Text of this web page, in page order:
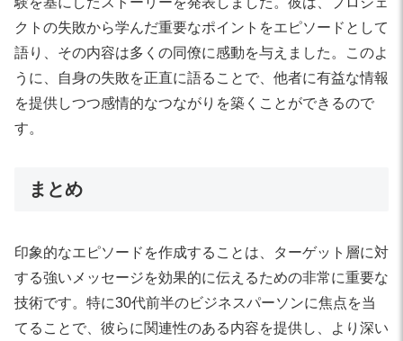
クトの失敗から学んだ重要なポイントをエピソードとして
語り、その内容は多くの同僚に感動を与えました。このよ
うに、自身の失敗を正直に語ることで、他者に有益な情報
を提供しつつ感情的なつながりを築くことができるので
す。
まとめ
印象的なエピソードを作成することは、ターゲット層に対
する強いメッセージを効果的に伝えるための非常に重要な
技術です。特に30代前半のビジネスパーソンに焦点を当
てることで、彼らに関連性のある内容を提供し、より深い